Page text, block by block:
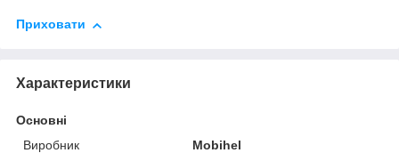
Приховати
Характеристики
Основні
Виробник
Mobihel